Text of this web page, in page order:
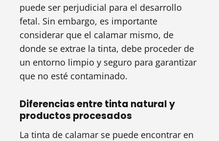
puede ser perjudicial para el desarrollo
fetal. Sin embargo, es importante
considerar que el calamar mismo, de
donde se extrae la tinta, debe proceder de
un entorno limpio y seguro para garantizar
que no esté contaminado.
Diferencias entre tinta natural y
productos procesados
La tinta de calamar se puede encontrar en